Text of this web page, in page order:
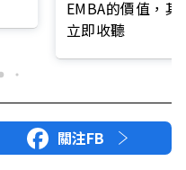
EMBA的價值，
立即收聽
關注FB